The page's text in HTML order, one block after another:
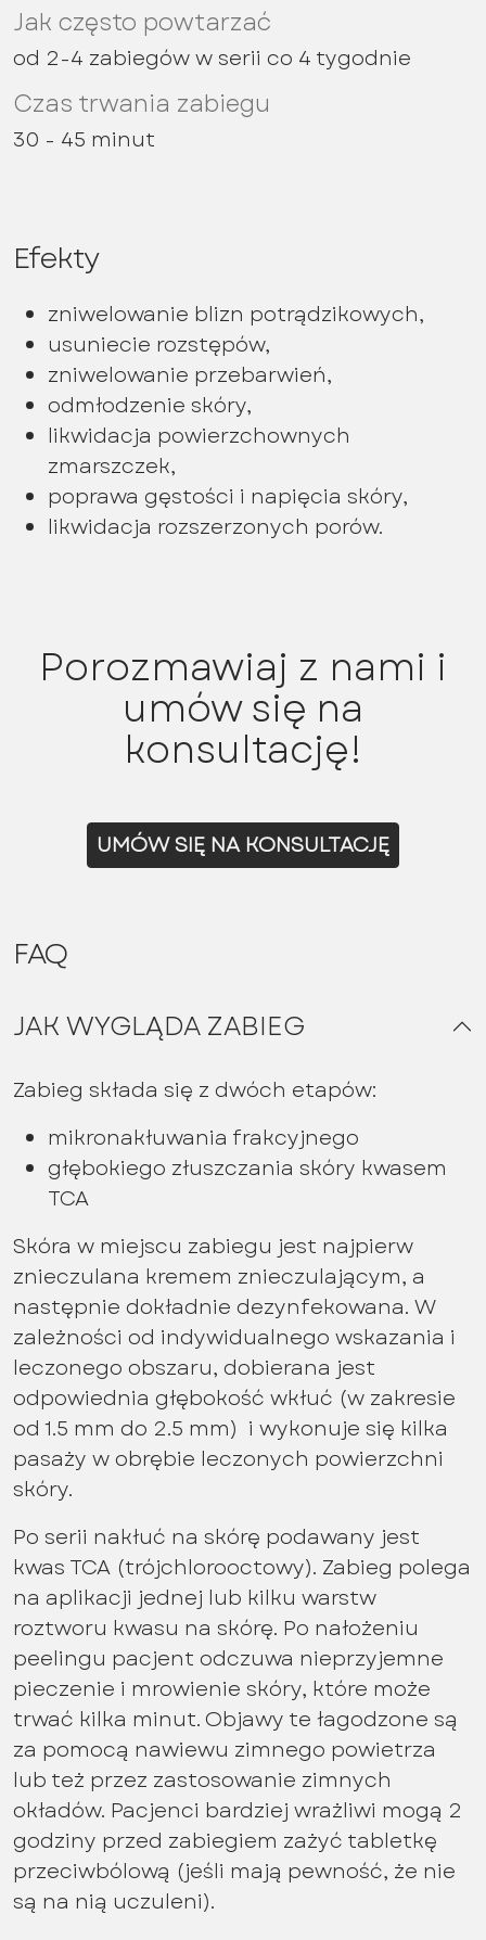
Jak często powtarzać
od 2-4 zabiegów w serii co 4 tygodnie
Czas trwania zabiegu
30 - 45 minut
Efekty
zniwelowanie blizn potrądzikowych,
usuniecie rozstępów,
zniwelowanie przebarwień,
odmłodzenie skóry,
likwidacja powierzchownych
zmarszczek,
poprawa gęstości i napięcia skóry,
likwidacja rozszerzonych porów.
Porozmawiaj z nami i
umów się na
konsultację!
UMÓW SIĘ NA KONSULTACJĘ
FAQ
JAK WYGLĄDA ZABIEG
Zabieg składa się z dwóch etapów:
mikronakłuwania frakcyjnego
głębokiego złuszczania skóry kwasem
TCA
Skóra w miejscu zabiegu jest najpierw
znieczulana kremem znieczulającym, a
następnie dokładnie dezynfekowana. W
zależności od indywidualnego wskazania i
leczonego obszaru, dobierana jest
odpowiednia głębokość wkłuć (w zakresie
od 1.5 mm do 2.5 mm) i wykonuje się kilka
pasaży w obrębie leczonych powierzchni
skóry.
Po serii nakłuć na skórę podawany jest
kwas TCA (trójchlorooctowy). Zabieg polega
na aplikacji jednej lub kilku warstw
roztworu kwasu na skórę. Po nałożeniu
peelingu pacjent odczuwa nieprzyjemne
pieczenie i mrowienie skóry, które może
trwać kilka minut. Objawy te łagodzone są
za pomocą nawiewu zimnego powietrza
lub też przez zastosowanie zimnych
okładów. Pacjenci bardziej wrażliwi mogą 2
godziny przed zabiegiem zażyć tabletkę
przeciwbólową (jeśli mają pewność, że nie
są na nią uczuleni).